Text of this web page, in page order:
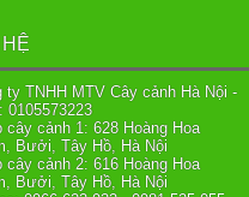
HỆ
ty TNHH MTV Cây cảnh Hà Nội -
0105573223
cây cảnh 1: 628 Hoàng Hoa
Bưởi, Tây Hồ, Hà Nội
cây cảnh 2: 616 Hoàng Hoa
Bưởi, Tây Hồ, Hà Nội